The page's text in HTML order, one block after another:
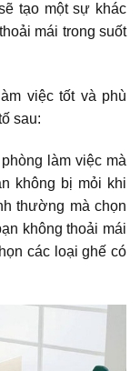
tạo một sự khác
mái trong suốt
việc tốt và phù
sau:
làm việc mà
không bị mỏi khi
thường mà chọn
không thoải mái
các loại ghế có